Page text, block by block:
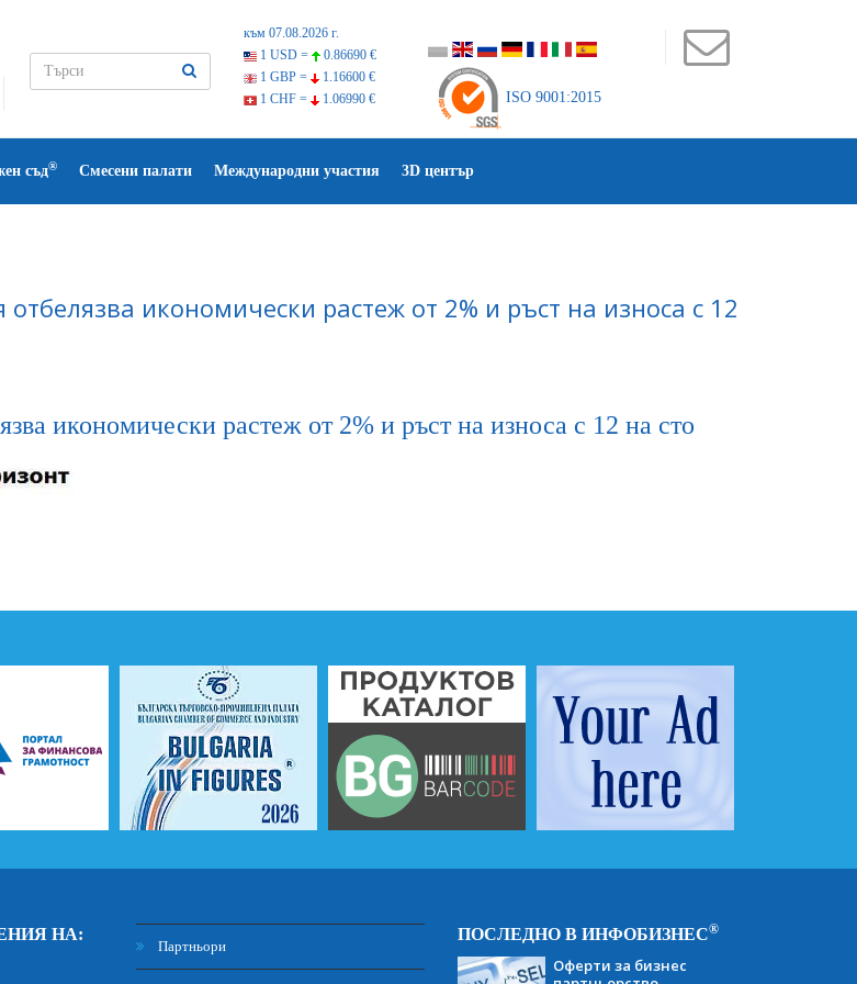
към 07.08.2026 г.
1 USD =
0.86690 €
1 GBP =
1.16600 €
1 CHF =
1.06990 € ISO 9001:2015
съд® Смесени палати Международни участия 3D център
икономически растеж от 2% и ръст на износа с 12
икономически растеж от 2% и ръст на износа с 12 на сто
НА:
Партньори
ПОСЛЕДНО В ИНФОБИЗНЕС®
Оферти за бизнес